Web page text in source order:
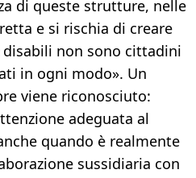
di queste strutture, nelle
e si rischia di creare
non sono cittadini
in ogni modo». Un
viene riconosciuto:
adeguata al
quando è realmente
sussidiaria con